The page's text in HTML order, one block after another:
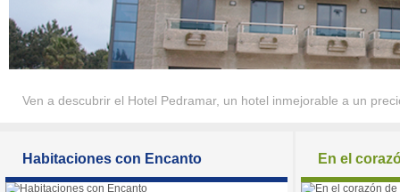
Ven a descubrir el Hotel Pedramar, un hotel inmejorable a un
Habitaciones con Encanto En el